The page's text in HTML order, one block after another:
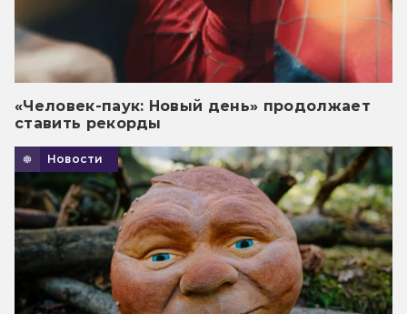
«Человек-паук: Новый день» продолжает
ставить рекорды
Новости